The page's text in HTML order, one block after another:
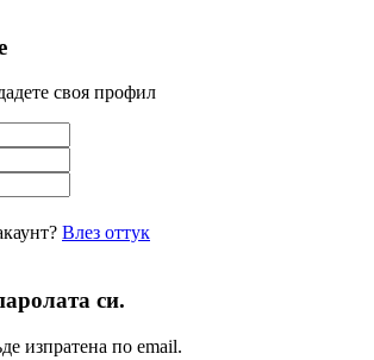
своя профил
Влез оттук
си.
изпратена по email.